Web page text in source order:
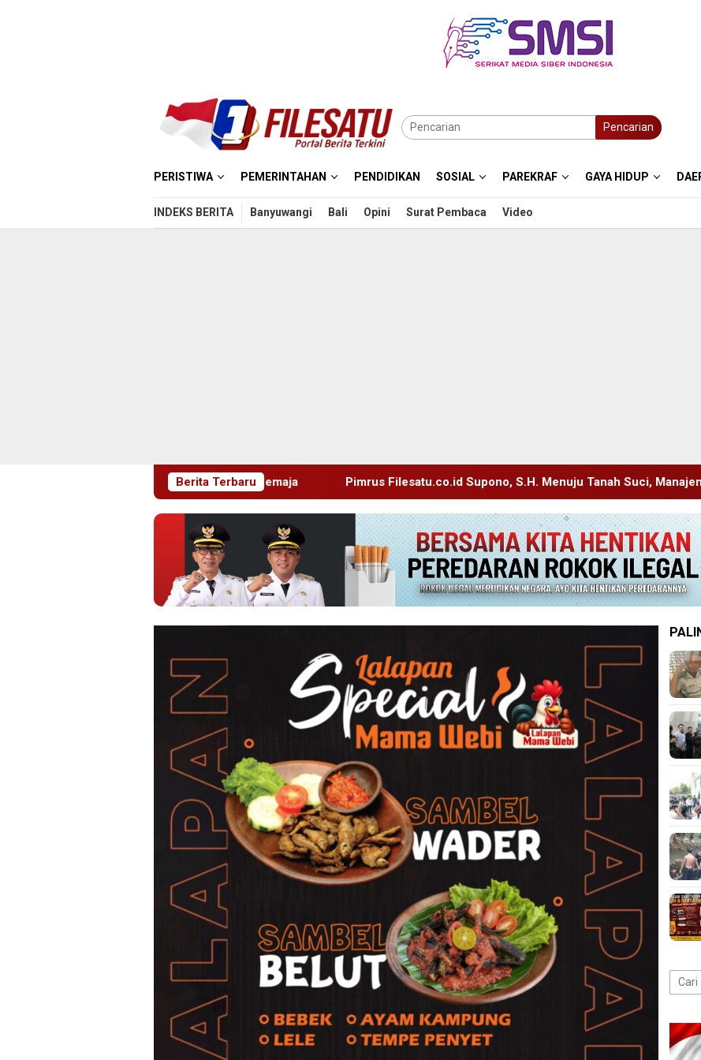
Pencarian
PERISTIWA PEMERINTAHAN PENDIDIKAN SOSIAL PAREKRAF GAYA HIDUP
INDEKS BERITA Banyuwangi Bali Opini Surat Pembaca Video
Berita Terbaru
Pimrus Filesatu.co.id Supono, S.H. Menuju Tanah Suci, Manajemen Pastikan Pelayanan
Cari
untuk: